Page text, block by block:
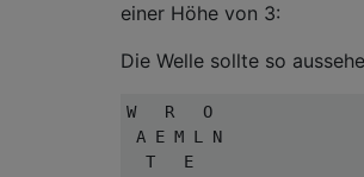
einer Höhe von 3:
Die Welle sollte so
W   R   O
A E M L N